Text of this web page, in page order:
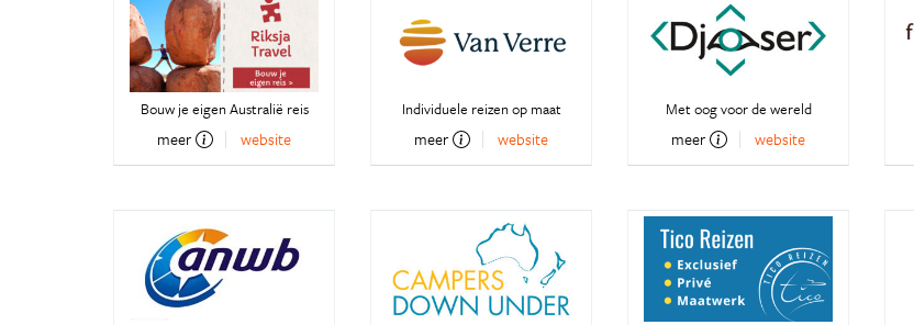
Bouw je eigen Australië reis
meer website
Individuele reizen op maat
meer website
Met oog voor de wereld
meer website